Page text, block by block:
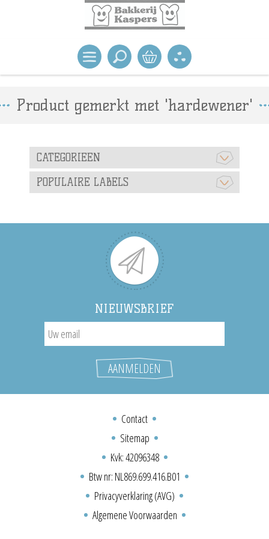
Product gemerkt met 'hardewener'
CATEGORIEEN
POPULAIRE LABELS
NIEUWSBRIEF
Contact
Sitemap
Kvk: 42096348
Btw nr: NL869.699.416.B01
Privacyverklaring (AVG)
Algemene Voorwaarden